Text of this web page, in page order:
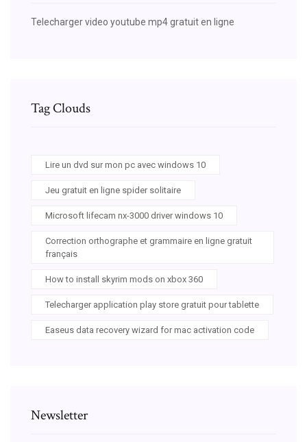
Telecharger video youtube mp4 gratuit en ligne
Tag Clouds
Lire un dvd sur mon pc avec windows 10
Jeu gratuit en ligne spider solitaire
Microsoft lifecam nx-3000 driver windows 10
Correction orthographe et grammaire en ligne gratuit
français
How to install skyrim mods on xbox 360
Telecharger application play store gratuit pour tablette
Easeus data recovery wizard for mac activation code
Newsletter